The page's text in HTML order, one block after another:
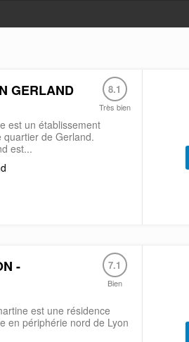
GERLAND 8.1
Très bien
est un établissement
de Gerland.
est...
-
7.1
Bien
est une résidence
en périphérie nord de Lyon